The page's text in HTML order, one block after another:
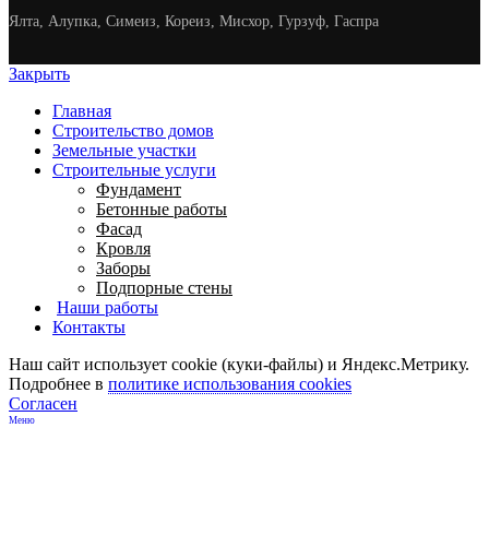
Меню
Ялта, Алупка, Симеиз, Кореиз, Мисхор, Гурзуф, Гаспра
Закрыть
Главная
Строительство домов
Земельные участки
Строительные услуги
Фундамент
Бетонные работы
Фасад
Кровля
Заборы
Подпорные стены
Наши работы
Контакты
Наш сайт использует cookie (куки-файлы) и Яндекс.Метрику.
Подробнее в политике использования cookies
Согласен